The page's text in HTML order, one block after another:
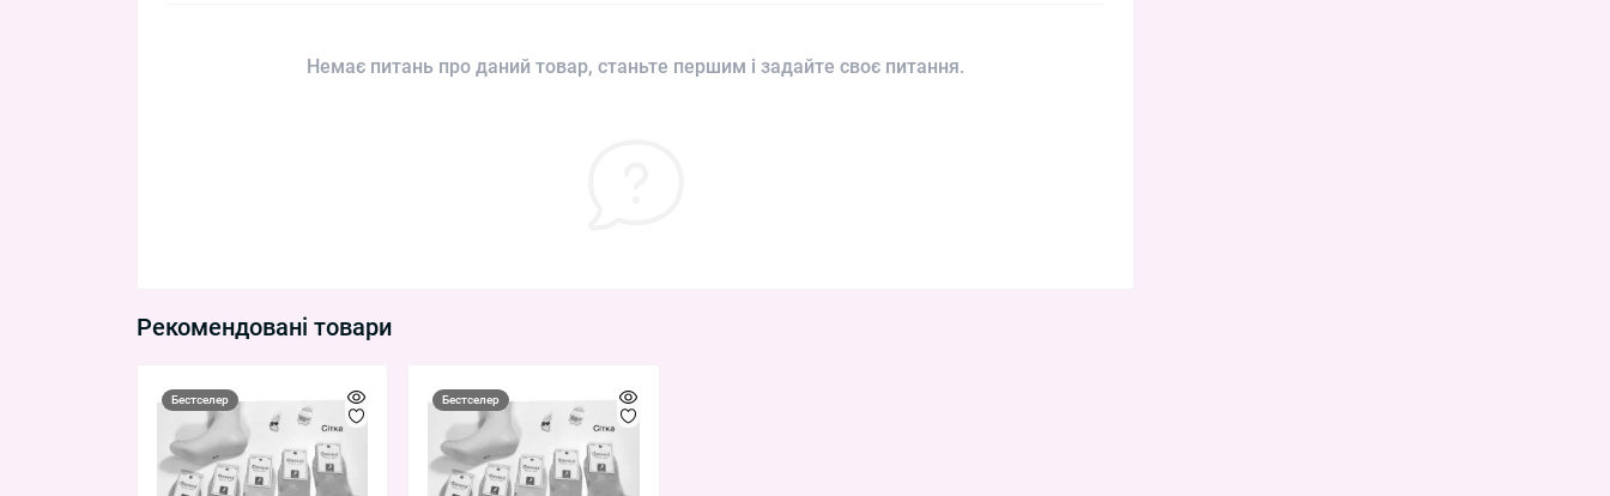
Немає питань про даний товар, станьте першим і задайте своє питання.
Рекомендовані товари
Бестселер Бестселер